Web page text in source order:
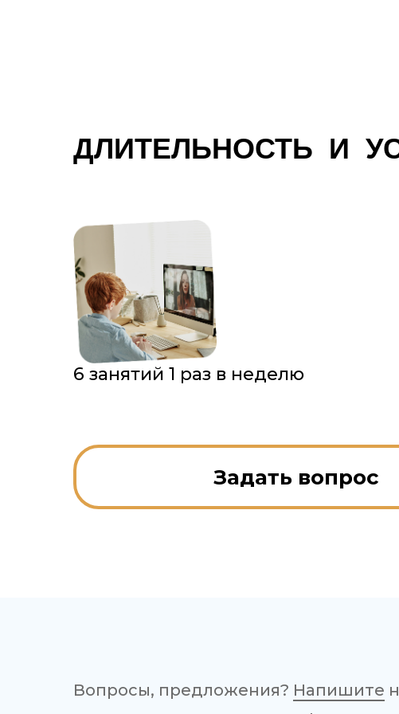
ДЛИТЕЛЬНОСТЬ И
6 занятий 1 раз в неделю
Задать вопрос
Вопросы, предложения? Напишите